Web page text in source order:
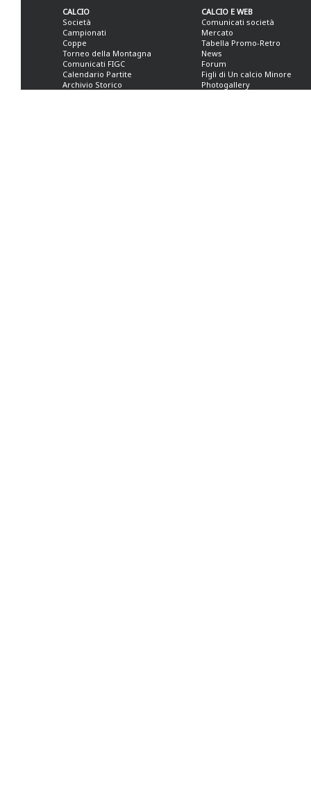
CALCIO
Società
Campionati
Coppe
Torneo della Montagna
Comunicati FIGC
Calendario Partite
Archivio Storico
CALCIO E WEB
Comunicati società
Mercato
Tabella Promo-Retro
News
Forum
Figli di Un calcio Minore
Photogallery